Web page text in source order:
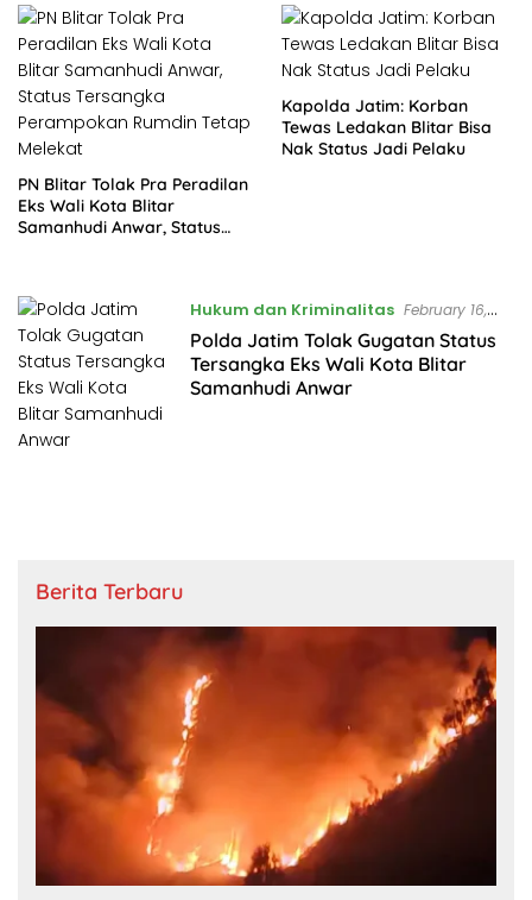
PN Blitar Tolak Pra Peradilan
Eks Wali Kota Blitar
Samanhudi Anwar, Status
Kapolda Jatim: Korban
Tewas Ledakan Blitar Bisa
Nak Status Jadi Pelaku
Hukum dan Kriminalitas February 16,
2023
Polda Jatim Tolak Gugatan Status
Tersangka Eks Wali Kota Blitar
Samanhudi Anwar
Berita Terbaru